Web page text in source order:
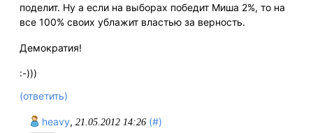
поделит. Ну а если на выборах победит Миша 2%, то на
все 100% своих ублажит властью за верность.
Демократия!
:-)))
(ответить)
hеavу, 21.05.2012 14:26 (#)